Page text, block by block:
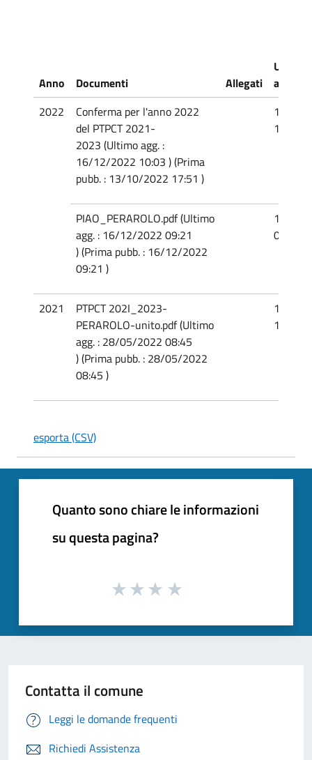
Anno Documenti Allegati
Ultimo
2022
Conferma per l'anno 2022
del PTPCT 2021-
2023 (Ultimo agg. :
16/12/2022 10:03 ) (Prima
pubb. : 13/10/2022 17:51 )
13/10/
17:52
PIAO_PERAROLO.pdf (Ultimo
agg. : 16/12/2022 09:21
) (Prima pubb. : 16/12/2022
09:21 )
16/12/
09:56
2021
PTPCT 202I_2023-
PERAROLO-unito.pdf (Ultimo
agg. : 28/05/2022 08:45
) (Prima pubb. : 28/05/2022
08:45 )
13/10/
17:57
esporta (CSV)
Quanto sono chiare le informazioni
su questa pagina?
Contatta il comune
Leggi le domande frequenti
Richiedi Assistenza